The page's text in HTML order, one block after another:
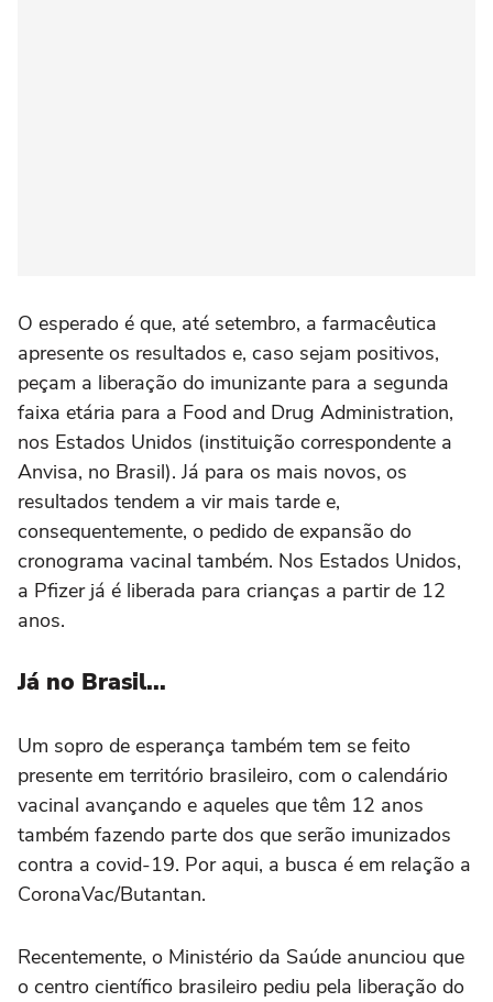
O esperado é que, até setembro, a farmacêutica
apresente os resultados e, caso sejam positivos,
peçam a liberação do imunizante para a segunda
faixa etária para a Food and Drug Administration,
nos Estados Unidos (instituição correspondente a
Anvisa, no Brasil). Já para os mais novos, os
resultados tendem a vir mais tarde e,
consequentemente, o pedido de expansão do
cronograma vacinal também. Nos Estados Unidos,
a Pfizer já é liberada para crianças a partir de 12
anos.
Já no Brasil...
Um sopro de esperança também tem se feito
presente em território brasileiro, com o calendário
vacinal avançando e aqueles que têm 12 anos
também fazendo parte dos que serão imunizados
contra a covid-19. Por aqui, a busca é em relação a
CoronaVac/Butantan.
Recentemente, o Ministério da Saúde anunciou que
o centro científico brasileiro pediu pela liberação do